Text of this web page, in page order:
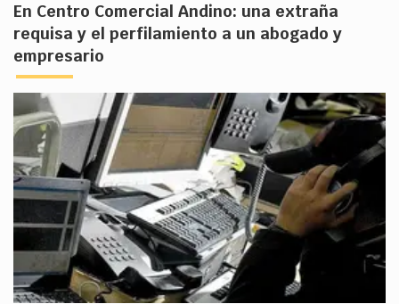
En Centro Comercial Andino: una extraña
requisa y el perfilamiento a un abogado y
empresario